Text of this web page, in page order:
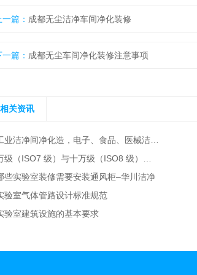
篇： 成都无尘洁净车间净化装修
篇： 成都无尘车间净化装修注意事项
相关资讯
洁净间净化造，电子、食品、医械洁净厂房整体装修–华川洁净
（ISO7 级）与十万级（ISO8 级）电子厂洁净无尘车间装修成本差异
些实验室装修需要安装通风柜–华川洁净
验室气体管路设计标准规范
验室建筑设施的基本要求